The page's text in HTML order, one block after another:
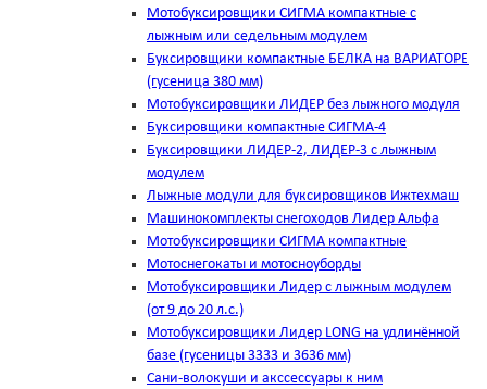
Мотобуксировщики СИГМА компактные с
лыжным или седельным модулем
Буксировщики компактные БЕЛКА на ВАРИАТОРЕ
(гусеница 380 мм)
Мотобуксировщики ЛИДЕР без лыжного модуля
Буксировщики компактные СИГМА-4
Буксировщики ЛИДЕР-2, ЛИДЕР-3 c лыжным
модулем
Лыжные модули для буксировщиков Ижтехмаш
Машинокомплекты снегоходов Лидер Альфа
Мотобуксировщики СИГМА компактные
Мотоснегокаты и мотосноуборды
Мотобуксировщики Лидер с лыжным модулем
(от 9 до 20 л.с.)
Мотобуксировщики Лидер LONG на удлинённой
базе (гусеницы 3333 и 3636 мм)
Сани-волокуши и акссессуары к ним